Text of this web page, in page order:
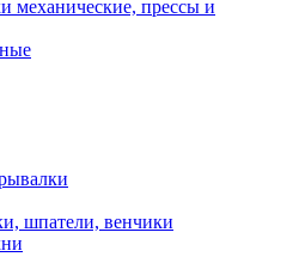
механические, прессы и
шпатели, венчики